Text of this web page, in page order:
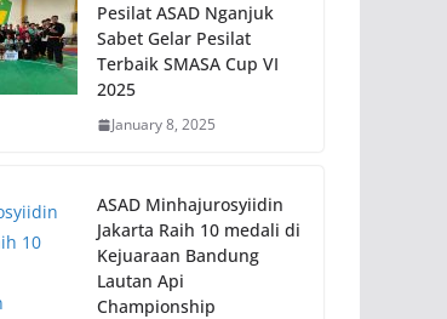
Pesilat ASAD Nganjuk
Sabet Gelar Pesilat
Terbaik SMASA Cup VI
2025
January 8, 2025
ASAD Minhajurosyiidin
Jakarta Raih 10 medali di
Kejuaraan Bandung
Lautan Api
Championship